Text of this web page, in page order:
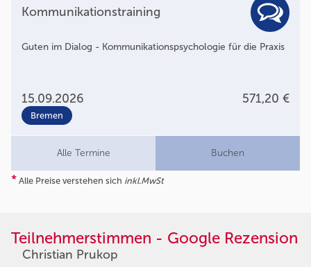
Kommunikationstraining
Guten im Dialog - Kommunikationspsychologie für die Praxis
15.09.2026 571,20 €
Bremen
Alle Termine Buchen
* Alle Preise verstehen sich inkl.MwSt
Teilnehmerstimmen - Google Rezension
Christian Prukop